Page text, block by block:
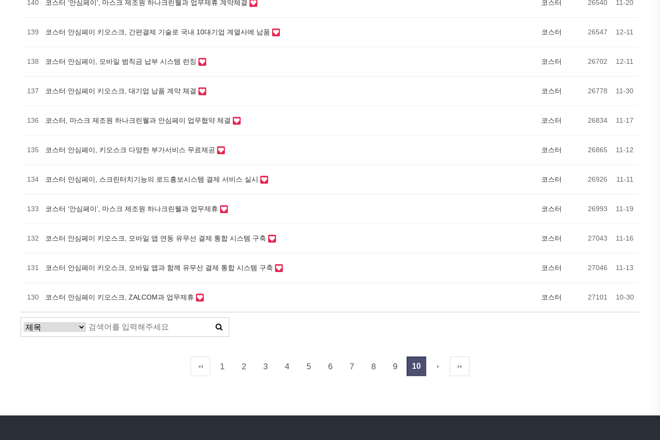
140 코스터 ‘안심페이’, 마스크 제조원 하나크린웰과 업무제휴 계약체결 코스터 26540 11-20
139 코스터 안심페이 키오스크, 간편결제 기술로 국내 10대기업 계열사에 납품 코스터 26547 12-11
138 코스터 안심페이, 모바일 범칙금 납부 시스템 런칭 코스터 26702 12-11
137 코스터 안심페이 키오스크, 대기업 납품 계약 체결 코스터 26778 11-30
136 코스터, 마스크 제조원 하나크린웰과 안심페이 업무협약 체결 코스터 26834 11-17
135 코스터 안심페이, 키오스크 다양한 부가서비스 무료제공 코스터 26865 11-12
134 코스터 안심페이, 스크린터치기능의 로드홍보시스템 결제 서비스 실시 코스터 26926 11-11
133 코스터 ‘안심페이’, 마스크 제조원 하나크린웰과 업무제휴 코스터 26993 11-19
132 코스터 안심페이 키오스크, 모바일 앱 연동 유무선 결제 통합 시스템 구축 코스터 27043 11-16
131 코스터 안심페이 키오스크, 모바일 앱과 함께 유무선 결제 통합 시스템 구축 코스터 27046 11-13
130 코스터 안심페이 키오스크, ZALCOM과 업무제휴 코스터 27101 10-30
1 2 3 4 5 6 7 8 9 10
다음 맨끝